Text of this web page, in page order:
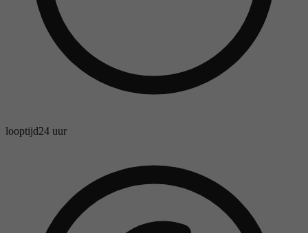
looptijd24 uur